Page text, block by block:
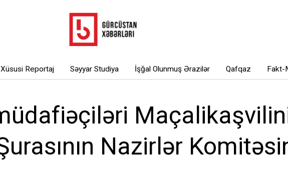
Xüsusi Reportaj Səyyar Studiya İşğal Olunmuş Ərazilər Qafqaz Fakt-
Nazirlər